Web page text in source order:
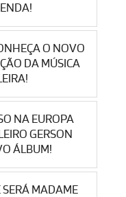
O NOVO
DA MÚSICA
NA EUROPA
GERSON
ÁLBUM!
MADAME